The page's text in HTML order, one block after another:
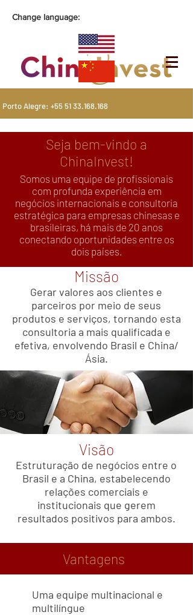
Change language:
Porto Alegre: +55 51 33.168.168
Missão
Gerar valores aos clientes e
parceiros por meio de seus
produtos e serviços, tornando esta
consultoria a mais qualificada e
efetiva, envolvendo Brasil e China/
Ásia.
Visão
Estruturação de negócios entre o
Brasil e a China, estabelecendo
relações comerciais e
institucionais que gerem
resultados positivos para ambos.
Seja bem-vindo a
ChinaInvest!
Somos uma equipe de profissionais
com profunda experiência em
negócios internacionais e consultoria
estratégica para empresas chinesas e
brasileiras, há mais de 20 anos
conectando oportunidades entre os
dois países.
Vantagens
Uma equipe multinacional e
multilíngue